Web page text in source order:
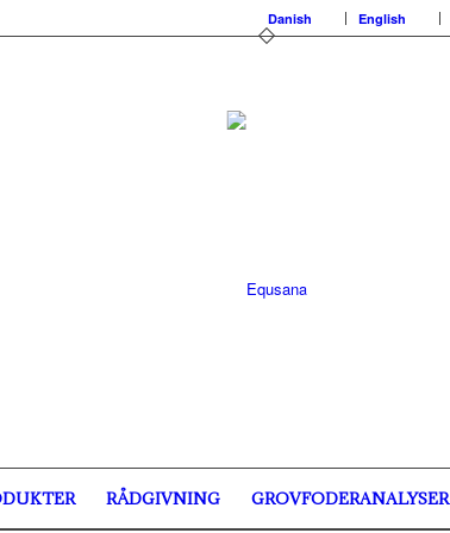
Danish English
RÅDGIVNING GROVFODERANALYSER